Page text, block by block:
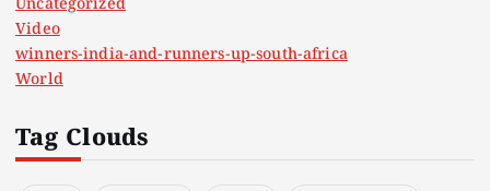
Uncategorized
Video
winners-india-and-runners-up-south-africa
World
Tag Clouds